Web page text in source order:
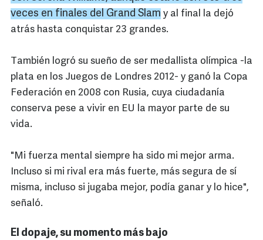
veces en finales del Grand Slam y al final la dejó
atrás hasta conquistar 23 grandes.
También logró su sueño de ser medallista olímpica -la
plata en los Juegos de Londres 2012- y ganó la Copa
Federación en 2008 con Rusia, cuya ciudadanía
conserva pese a vivir en EU la mayor parte de su
vida.
"Mi fuerza mental siempre ha sido mi mejor arma.
Incluso si mi rival era más fuerte, más segura de sí
misma, incluso si jugaba mejor, podía ganar y lo hice",
señaló.
El dopaje, su momento más bajo